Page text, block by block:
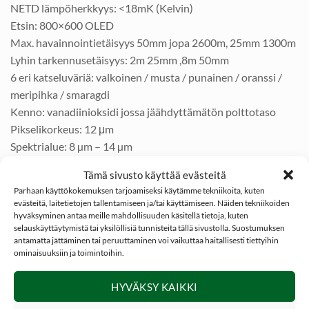
Tämä sivusto käyttää evästeitä
Parhaan käyttökokemuksen tarjoamiseksi käytämme tekniikoita, kuten
evästeitä, laitetietojen tallentamiseen ja/tai käyttämiseen. Näiden tekniikoiden
hyväksyminen antaa meille mahdollisuuden käsitellä tietoja, kuten
selauskäyttäytymistä tai yksilöllisiä tunnisteita tällä sivustolla. Suostumuksen
antamatta jättäminen tai peruuttaminen voi vaikuttaa haitallisesti tiettyihin
ominaisuuksiin ja toimintoihin.
HYVÄKSY KAIKKI
NETD lämpöherkkyys: <18mK (Kelvin)
Etsin: 800×600 OLED
Max. havainnointietäisyys 50mm jopa 2600m, 25mm 1300m
Lyhin tarkennusetäisyys: 2m 25mm ,8m 50mm
6 eri katseluväriä: valkoinen / musta / punainen / oranssi /
meripihka / smaragdi
Kenno: vanadiinioksidi jossa jäähdyttämätön polttotaso
Pikselikorkeus: 12 μm
Spektrialue: 8 µm – 14 µm
Polttoväli: 10mm
Linssi:25mm F0.88 , 50mm F1.1
FOV: 25mm 30.7m × 24.6m ,50mm 15.4m x 12.3m
ZOOM: 8x
Suurennos: 25 mm: 1.72× 50 mm: 3.45×
Diopterin säätö: -3D … +1D
OLED näytön koko: 0.32″